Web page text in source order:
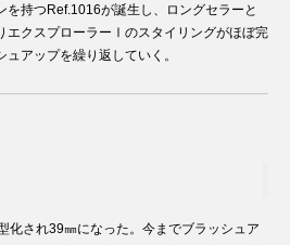
を持つRef.1016が誕生し、ロングセラーと
エクスプローラーⅠのスタイリングがほぼ完
アップを繰り返していく。
化され39㎜になった。今までブラッシュア